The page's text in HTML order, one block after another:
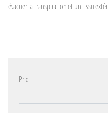
évacuer la transpiration et un tissu
Prix